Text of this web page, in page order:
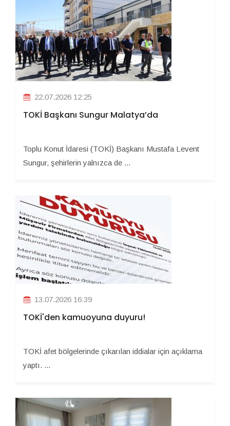
22.07.2026 12:25
TOKİ Başkanı Sungur Malatya’da
Toplu Konut İdaresi (TOKİ) Başkanı Mustafa Levent
Sungur, şehirlerin yalnızca de ...
13.07.2026 16:39
TOKİ'den kamuoyuna duyuru!
TOKİ afet bölgelerinde çıkarılan iddialar için açıklama
yaptı. ...